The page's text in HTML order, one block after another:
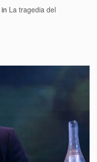
in La tragedia del